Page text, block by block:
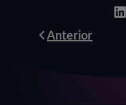
Anterior
Anterior